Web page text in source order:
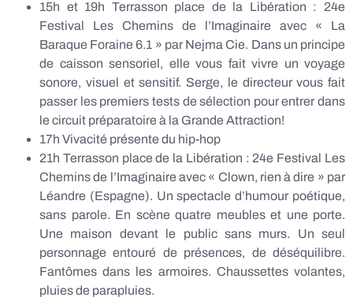
15h et 19h Terrasson place de la Libération : 24e
Festival Les Chemins de l’Imaginaire avec « La
Baraque Foraine 6.1 » par Nejma Cie. Dans un principe
de caisson sensoriel, elle vous fait vivre un voyage
sonore, visuel et sensitif. Serge, le directeur vous fait
passer les premiers tests de sélection pour entrer dans
le circuit préparatoire à la Grande Attraction!
17h Vivacité présente du hip-hop
21h Terrasson place de la Libération : 24e Festival Les
Chemins de l’Imaginaire avec « Clown, rien à dire » par
Léandre (Espagne). Un spectacle d’humour poétique,
sans parole. En scène quatre meubles et une porte.
Une maison devant le public sans murs. Un seul
personnage entouré de présences, de déséquilibre.
Fantômes dans les armoires. Chaussettes volantes,
pluies de parapluies.